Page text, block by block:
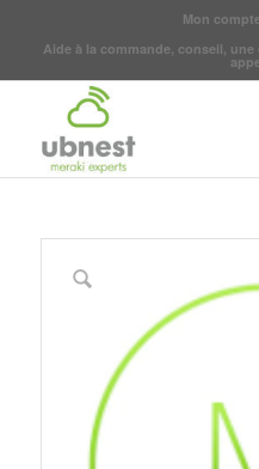
Mon
Aide à la commande, conseil,